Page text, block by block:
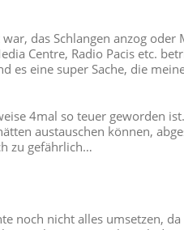
das Schlangen anzog oder
Centre, Radio Pacis etc.
es eine super Sache, die
4mal so teuer geworden
austauschen können,
zu gefährlich…
noch nicht alles umsetzen,